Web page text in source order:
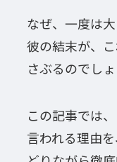
なぜ、一度は
彼の結末が、
さぶるのでしょ
この記事では
言われる理由